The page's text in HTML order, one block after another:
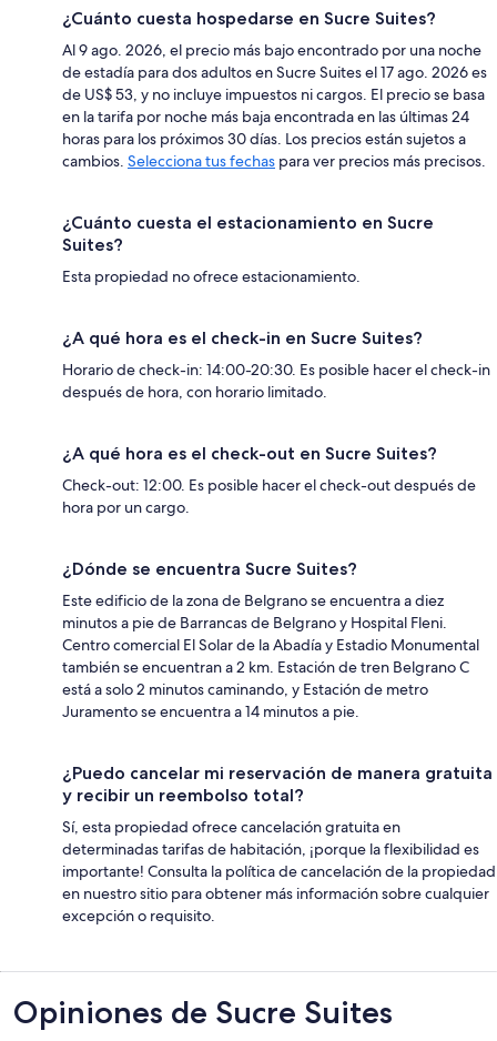
¿Cuánto cuesta hospedarse en Sucre Suites?
Al 9 ago. 2026, el precio más bajo encontrado por una noche
de estadía para dos adultos en Sucre Suites el 17 ago. 2026 es
de US$ 53, y no incluye impuestos ni cargos. El precio se basa
en la tarifa por noche más baja encontrada en las últimas 24
horas para los próximos 30 días. Los precios están sujetos a
cambios. Selecciona tus fechas para ver precios más precisos.
¿Cuánto cuesta el estacionamiento en Sucre
Suites?
Esta propiedad no ofrece estacionamiento.
¿A qué hora es el check-in en Sucre Suites?
Horario de check-in: 14:00-20:30. Es posible hacer el check-in
después de hora, con horario limitado.
¿A qué hora es el check-out en Sucre Suites?
Check-out: 12:00. Es posible hacer el check-out después de
hora por un cargo.
¿Dónde se encuentra Sucre Suites?
Este edificio de la zona de Belgrano se encuentra a diez
minutos a pie de Barrancas de Belgrano y Hospital Fleni.
Centro comercial El Solar de la Abadía y Estadio Monumental
también se encuentran a 2 km. Estación de tren Belgrano C
está a solo 2 minutos caminando, y Estación de metro
Juramento se encuentra a 14 minutos a pie.
¿Puedo cancelar mi reservación de manera gratuita
y recibir un reembolso total?
Sí, esta propiedad ofrece cancelación gratuita en
determinadas tarifas de habitación, ¡porque la flexibilidad es
importante! Consulta la política de cancelación de la propiedad
en nuestro sitio para obtener más información sobre cualquier
excepción o requisito.
Opiniones
Opiniones de Sucre Suites